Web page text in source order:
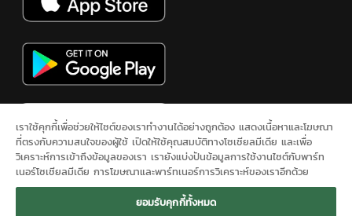
ดูสดช่อง 31 ละคร ซิตคอม&ซีรีส์ ข่าวช่องวัน ผังรายการ
นโยบาย
ความเป็นส่วนตัว
ONEE ติดต่อเรา
เราใช้คุกกี้เพื่อช่วยให้ไซต์ของเราทำงานได้อย่างถูกต้อง แสดงเนื้อหาและโฆษณา
ที่ตรงกับความสนใจของผู้ใช้ เปิดให้ใช้คุณสมบัติทางโซเชียลมีเดีย และเพื่อ
วิเคราะห์การเข้าถึงข้อมูลของเรา เรายังแบ่งปันข้อมูลการใช้งานไซต์กับพาร์ท
เนอร์โซเชียลมีเดีย การโฆษณาและพาร์ทเนอร์การวิเคราะห์ของเราอีกด้วย
ยอมรับคุกกี้ทั้งหมด